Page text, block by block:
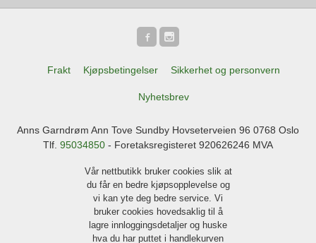
Frakt Kjøpsbetingelser Sikkerhet og personvern
Nyhetsbrev
Anns Garndrøm Ann Tove Sundby Hovseterveien 96 0768 Oslo
Tlf. 95034850 - Foretaksregisteret 920626246 MVA
Vår nettbutikk bruker cookies slik at
du får en bedre kjøpsopplevelse og
vi kan yte deg bedre service. Vi
bruker cookies hovedsaklig til å
lagre innloggingsdetaljer og huske
hva du har puttet i handlekurven